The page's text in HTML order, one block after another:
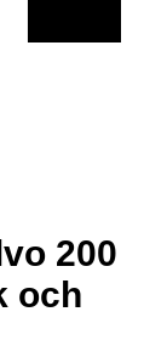
200
och